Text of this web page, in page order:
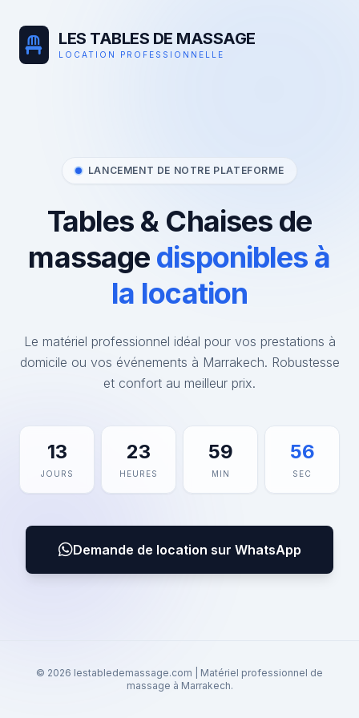
LES TABLES DE MASSAGE
LOCATION PROFESSIONNELLE
LANCEMENT DE NOTRE PLATEFORME
Tables & Chaises de
massage disponibles à
la location
Le matériel professionnel idéal pour vos prestations à
domicile ou vos événements à Marrakech. Robustesse
et confort au meilleur prix.
13
JOURS
23
HEURES
59
MIN
56
SEC
Demande de location sur WhatsApp
© 2026 lestabledemassage.com | Matériel professionnel de
massage à Marrakech.